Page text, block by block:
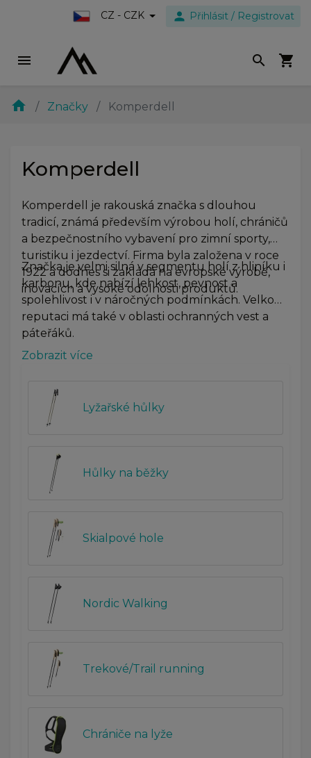
CZ - CZK person Přihlásit / Registrovat
menu search shopping_cart
home Značky Komperdell
Komperdell
Komperdell je rakouská značka s dlouhou
tradicí, známá především výrobou holí, chráničů
a bezpečnostního vybavení pro zimní sporty,
turistiku i jezdectví. Firma byla založena v roce
1922 a dodnes si zakládá na evropské výrobě,
inovacích a vysoké odolnosti produktů.
Značka je velmi silná v segmentu holí z hliníku i
karbonu, kde nabízí lehkost, pevnost a
spolehlivost i v náročných podmínkách. Velkou
reputaci má také v oblasti ochranných vest a
páteřáků.
Zobrazit více
Lyžařské hůlky
Hůlky na běžky
Skialpové hole
Nordic Walking
Trekové/Trail running
Chrániče na lyže